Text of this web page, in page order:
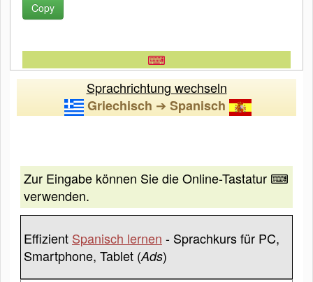
Copy
⌨
Sprachrichtung wechseln
Griechisch ➔ Spanisch
Zur Eingabe können Sie die Online-Tastatur ⌨
verwenden.
Effizient Spanisch lernen - Sprachkurs für PC,
Smartphone, Tablet (Ads)